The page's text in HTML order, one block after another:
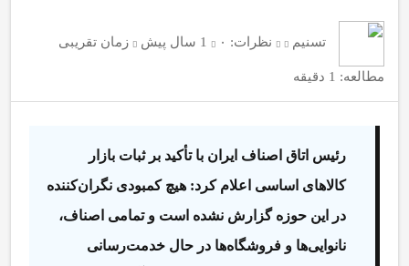
تسنیم نظرات: ۰ 1 سال پیش زمان تقریبی
مطالعه: 1 دقیقه
رئیس اتاق اصناف ایران با تأکید بر ثبات بازار
کالاهای اساسی اعلام کرد: هیچ کمبودی نگران‌کننده
در این حوزه گزارش نشده است و تمامی اصناف،
نانوایی‌ها و فروشگاه‌ها در حال خدمت‌رسانی